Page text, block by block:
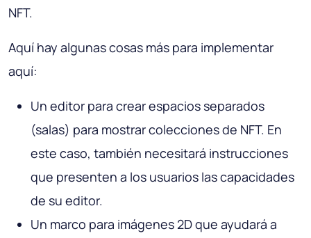
NFT.
Aquí hay algunas cosas más para implementar
aquí:
Un editor para crear espacios separados
(salas) para mostrar colecciones de NFT. En
este caso, también necesitará instrucciones
que presenten a los usuarios las capacidades
de su editor.
Un marco para imágenes 2D que ayudará a